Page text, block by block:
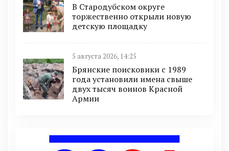
В Стародубском округе
торжественно открыли новую
детскую площадку
5 августа 2026, 14:25
Брянские поисковики с 1989
года установили имена свыше
двух тысяч воинов Красной
Армии